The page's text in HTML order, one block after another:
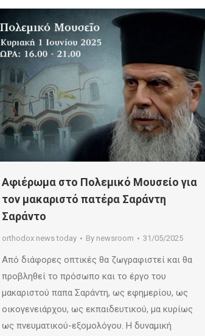
Αφιέρωμα στο Πολεμικό Μουσείο για
τον μακαριστό πατέρα Σαράντη
Σαράντο
orthodox news today By newsroom 31/05/2025
Από διάφορες οπτικές θα ζωγραφιστεί και θα
προβληθεί το πρόσωπο και το έργο του
μακαριστού παπα Σαράντη, ως εφημερίου, ως
οικογενειάρχου, ως εκπαιδευτικού, μα κυρίως
ως πνευματικού-εξομολόγου. Η δυναμική